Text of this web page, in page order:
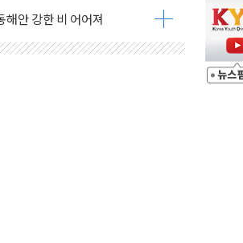
에 치여 사망
숨져
·1명 실종
시민 연대로 목소리 내야"
野 "졸속 국정"
높은 물결